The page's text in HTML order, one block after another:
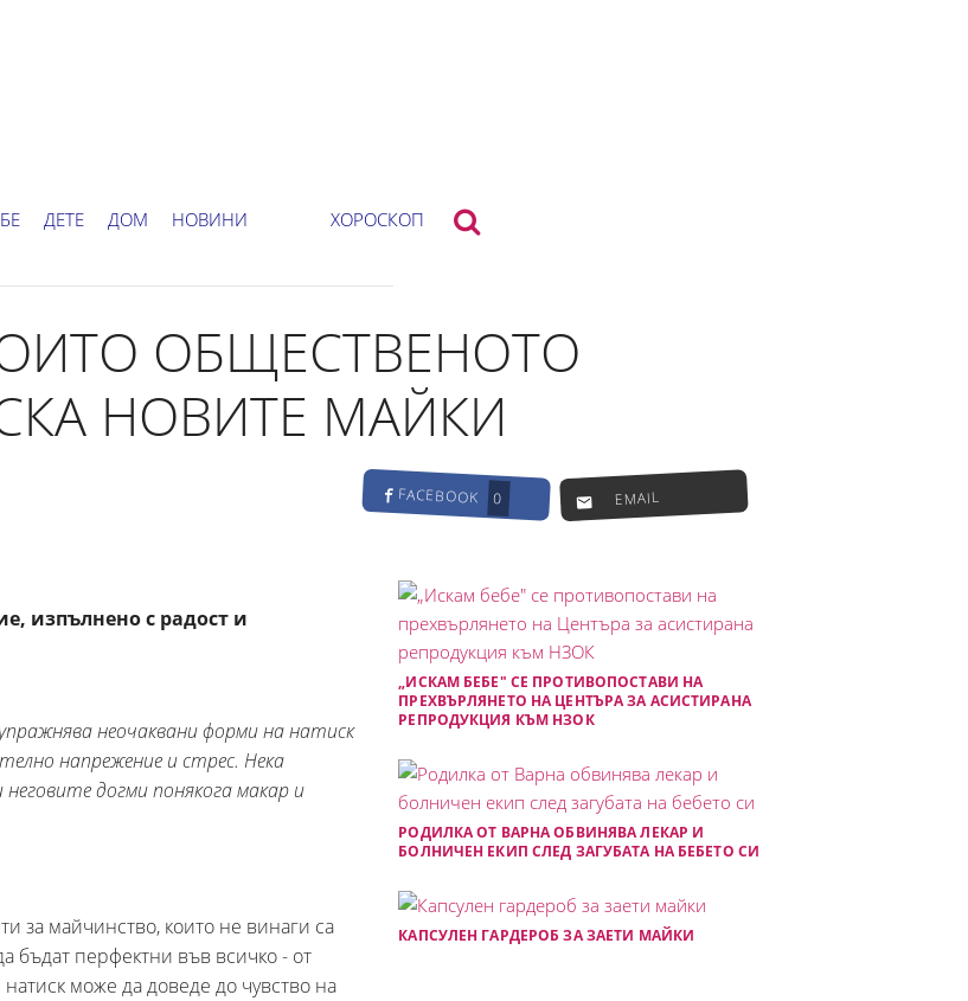
ДЕТЕ ДОМ НОВИНИ ХОРОСКОП
ОБЩЕСТВЕНОТО
НОВИТЕ МАЙКИ
FACEBOOK 0 EMAIL
изпълнено с радост и
неочаквани форми на натиск
напрежение и стрес. Нека
догми понякога макар и
за майчинство, които не винаги са
бъдат перфектни във всичко - от
може да доведе до чувство на
„ИСКАМ БЕБЕ" СЕ ПРОТИВОПОСТАВИ НА
ПРЕХВЪРЛЯНЕТО НА ЦЕНТЪРА ЗА АСИСТИРАНА
РЕПРОДУКЦИЯ КЪМ НЗОК
РОДИЛКА ОТ ВАРНА ОБВИНЯВА ЛЕКАР И
БОЛНИЧЕН ЕКИП СЛЕД ЗАГУБАТА НА БЕБЕТО СИ
КАПСУЛЕН ГАРДЕРОБ ЗА ЗАЕТИ МАЙКИ